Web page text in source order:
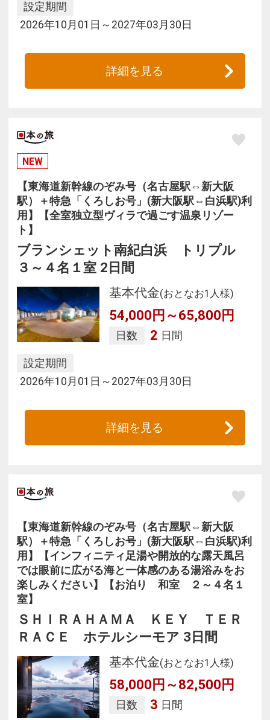
設定期間
2026年10月01日～2027年03月30日
詳細を見る
NEW
【東海道新幹線のぞみ号（名古屋駅⇔新大阪
駅）＋特急「くろしお号」(新大阪駅⇔白浜駅)利
用】【全室独立型ヴィラで過ごす温泉リゾー
ト】
ブランシェット南紀白浜 トリプル
３～４名１室 2日間
基本代金(おとなお1人様)
54,000円～65,800円
日数 2 日間
設定期間
2026年10月01日～2027年03月30日
詳細を見る
【東海道新幹線のぞみ号（名古屋駅⇔新大阪
駅）＋特急「くろしお号」(新大阪駅⇔白浜駅)利
用】【インフィニティ足湯や開放的な露天風呂
では眼前に広がる海と一体感のある湯浴みをお
楽しみください】【お泊り 和室 ２～４名１
室】
ＳＨＩＲＡＨＡＭＡ ＫＥＹ ＴＥＲ
ＲＡＣＥ ホテルシーモア 3日間
基本代金(おとなお1人様)
58,000円～82,500円
日数 3 日間